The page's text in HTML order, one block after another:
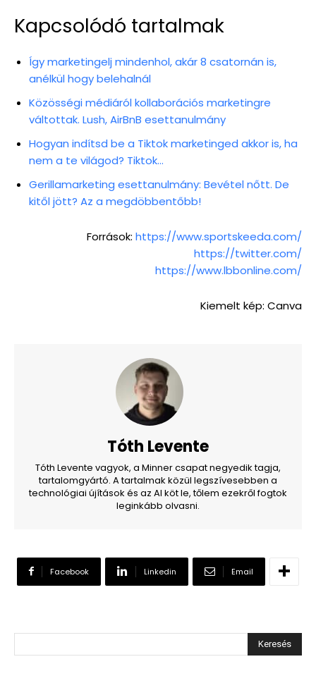
Kapcsolódó tartalmak
Így marketingelj mindenhol, akár 8 csatornán is,
anélkül hogy belehalnál
Közösségi médiáról kollaborációs marketingre
váltottak. Lush, AirBnB esettanulmány
Hogyan indítsd be a Tiktok marketinged akkor is, ha
nem a te világod? Tiktok…
Gerillamarketing esettanulmány: Bevétel nőtt. De
kitől jött? Az a megdöbbentőbb!
Források: https://www.sportskeeda.com/
https://twitter.com/
https://www.lbbonline.com/
Kiemelt kép: Canva
Tóth Levente
Tóth Levente vagyok, a Minner csapat negyedik tagja,
tartalomgyártó. A tartalmak közül legszívesebben a
technológiai újítások és az AI köt le, tőlem ezekről fogtok
leginkább olvasni.
Facebook Linkedin Email
Keresés